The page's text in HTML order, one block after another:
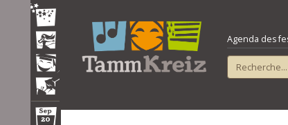
Agenda des